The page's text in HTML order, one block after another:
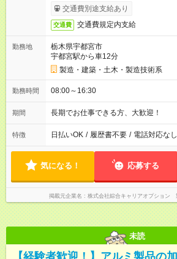
交通費別途支給あり
交通費 交通費規定内支給
勤務地
栃木県宇都宮市
宇都宮駅から車12分
製造・建築・土木・製造技術系
勤務時間 08:00～16:30
期間 長期でお仕事できる方、大歓迎！
特徴 日払いOK / 履歴書不要 / 電話対応なし
気になる！ 応募する
掲載元企業名 株式会社綜合キャリアオプション
未読
【経験者歓迎！】アルミ製品の